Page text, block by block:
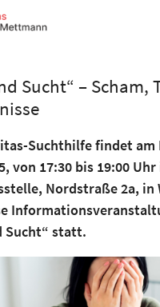
Sucht“ – Scham,
Suchthilfe findet am
von 17:30 bis 19:00
Nordstraße 2a, in
Sucht“ statt.